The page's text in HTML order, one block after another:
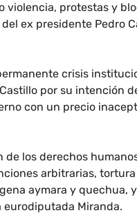
violencia, protestas y
ex presidente Pedro
crisis
por su intención
con un precio
los derechos
arbitrarias,
aymara y quechua,
eurodiputada Miranda.